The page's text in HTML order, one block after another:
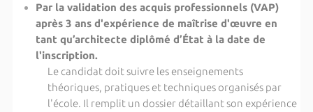
Par la validation des acquis professionnels (VAP)
après 3 ans d'expérience de maîtrise d'œuvre en
tant qu’architecte diplômé d’État à la date de
l'inscription.
Le candidat doit suivre les enseignements
théoriques, pratiques et techniques organisés par
l'école. Il remplit un dossier détaillant son expérience